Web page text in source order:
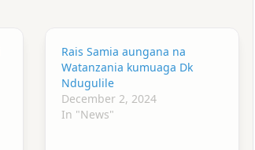
Rais Samia aungana na
Watanzania kumuaga Dk
Ndugulile
December 2, 2024
In "News"